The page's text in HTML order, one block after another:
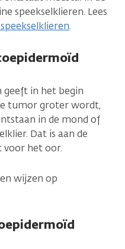
speekselklieren. Lees
.
in het begin
tumor groter wordt,
in de mond of
Dat is aan de
voor het oor.
wijzen op